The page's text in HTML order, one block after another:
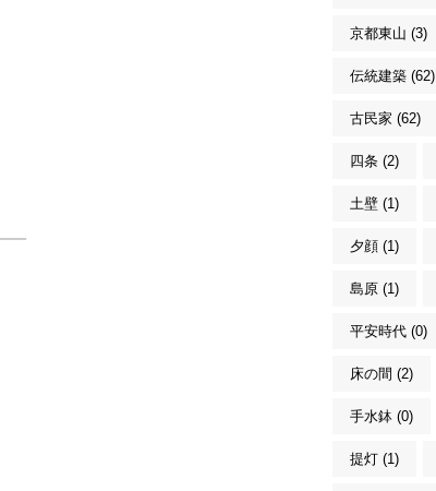
京都東山 (3)
伝統建築 (62)
古民家 (62)
四条 (2)
土壁 (1)
夕顔 (1)
島原 (1)
平安時代 (0)
床の間 (2)
手水鉢 (0)
提灯 (1)